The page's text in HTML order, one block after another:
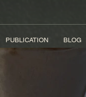
PUBLICATION BLOG